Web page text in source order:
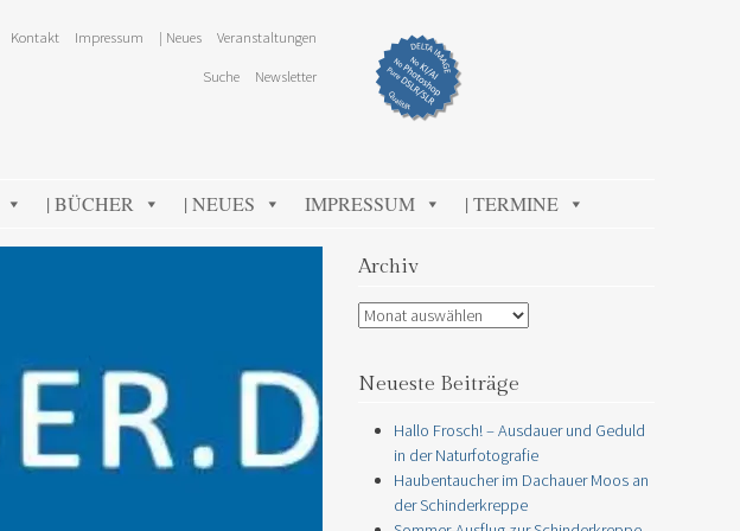
Kontakt Impressum | Neues Veranstaltungen
Suche Newsletter
| BÜCHER | NEUES IMPRESSUM | TERMINE
Archiv
Archiv
Neueste Beiträge
Hallo Frosch! – Ausdauer und Geduld
in der Naturfotografie
Haubentaucher im Dachauer Moos an
der Schinderkreppe